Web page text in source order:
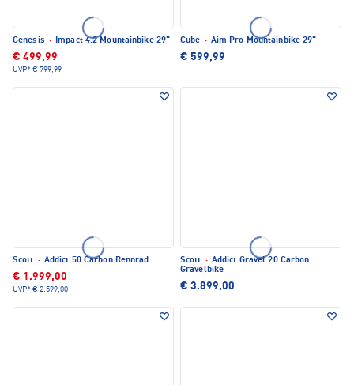
Genesis · Impact 4.2 Mountainbike 29"
€ 499,99
UVP* € 799,99
Cube · Aim Pro Mountainbike 29"
€ 599,99
Scott · Addict 50 Carbon Rennrad
€ 1.999,00
UVP* € 2.599,00
Scott · Addict Gravel 20 Carbon
Gravelbike
€ 3.899,00